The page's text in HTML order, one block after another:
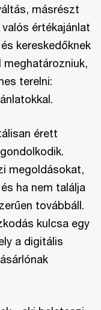
másrészt
értékajánlat
kereskedőknek
terelni:
érett
megoldásokat,
ha nem találja
továbbáll.
kulcsa egy
a digitális